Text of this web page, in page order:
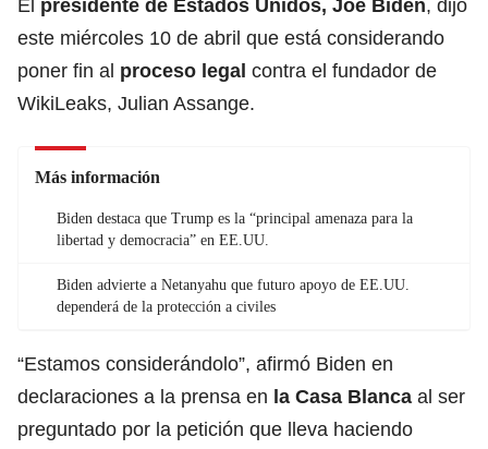
El presidente de Estados Unidos, Joe Biden, dijo
este miércoles 10 de abril que está considerando
poner fin al proceso legal contra el fundador de
WikiLeaks, Julian Assange.
Más información
Biden destaca que Trump es la “principal amenaza para la
libertad y democracia” en EE.UU.
Biden advierte a Netanyahu que futuro apoyo de EE.UU.
dependerá de la protección a civiles
“Estamos considerándolo”, afirmó Biden en
declaraciones a la prensa en la Casa Blanca al ser
preguntado por la petición que lleva haciendo